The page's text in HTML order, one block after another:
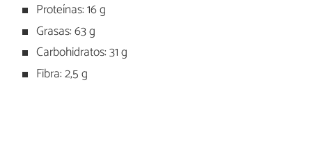
Proteínas: 16 g
Grasas: 63 g
Carbohidratos: 31 g
Fibra: 2,5 g